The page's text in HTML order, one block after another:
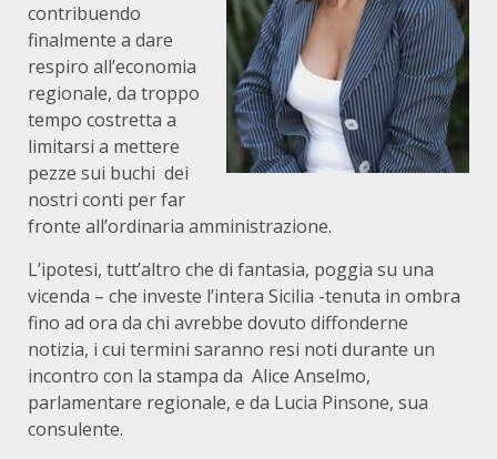
contribuendo
finalmente a dare
respiro all’economia
regionale, da troppo
tempo costretta a
limitarsi a mettere
pezze sui buchi dei
nostri conti per far
fronte all’ordinaria amministrazione.
L’ipotesi, tutt’altro che di fantasia, poggia su una
vicenda – che investe l’intera Sicilia -tenuta in ombra
fino ad ora da chi avrebbe dovuto diffonderne
notizia, i cui termini saranno resi noti durante un
incontro con la stampa da Alice Anselmo,
parlamentare regionale, e da Lucia Pinsone, sua
consulente.